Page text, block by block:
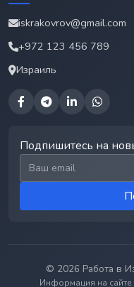
iskrakovrov@gmail.com
+972 123 456 789
Израиль
Подпишитесь на
Email для подписки
© 2026 Работа в
Информация на сайте